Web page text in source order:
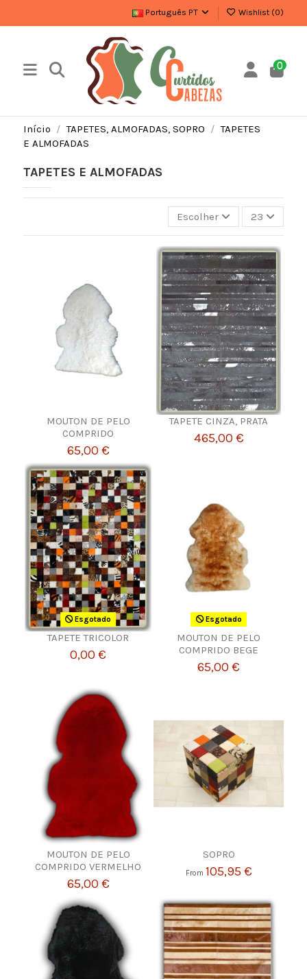
Português PT Wishlist (0)
0
Início TAPETES, ALMOFADAS, SOPRO
TAPETES
E ALMOFADAS
TAPETES E ALMOFADAS
Escolher 23
MOUTON DE PELO
COMPRIDO
65,00 €
TAPETE CINZA, PRATA
465,00 €
Esgotado
TAPETE TRICOLOR
0,00 €
Esgotado
MOUTON DE PELO
COMPRIDO BEGE
65,00 €
MOUTON DE PELO
COMPRIDO VERMELHO
65,00 €
SOPRO
From 105,95 €